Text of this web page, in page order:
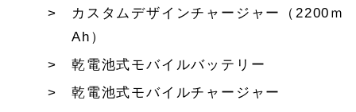
カスタムデザインチャージャー（2200ｍ
Ah）
乾電池式モバイルバッテリー
乾電池式モバイルチャージャー